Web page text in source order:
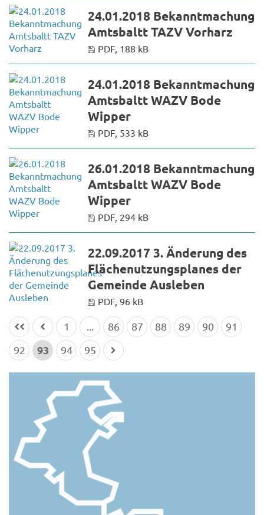
24.01.2018 Bekanntmachung
Amtsbaltt TAZV Vorharz
PDF, 188 kB
24.01.2018 Bekanntmachung
Amtsbaltt WAZV Bode
Wipper
PDF, 533 kB
26.01.2018 Bekanntmachung
Amtsbaltt WAZV Bode
Wipper
PDF, 294 kB
22.09.2017 3. Änderung des
Flächenutzungsplanes der
Gemeinde Ausleben
PDF, 96 kB
1 86 87 88 89 90
91
92
93 94 95